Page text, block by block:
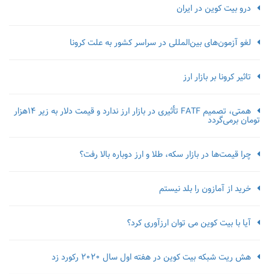
درو بیت کوین در ایران
لغو آزمون‌‌های بین‌المللی در سراسر کشور به علت کرونا
تاثیر کرونا بر بازار ارز
همتی، تصمیم FATF تأثیری در بازار ارز ندارد و قیمت دلار به زیر ۱۴هزار
تومان برمی‌گردد
چرا قیمت‌ها در بازار سکه، طلا و ارز دوباره بالا رفت؟
خرید از آمازون را بلد نیستم
آیا با بیت کوین می توان ارزآوری کرد؟
هش ریت شبکه بیت کوین در هفته اول سال 2020 رکورد زد